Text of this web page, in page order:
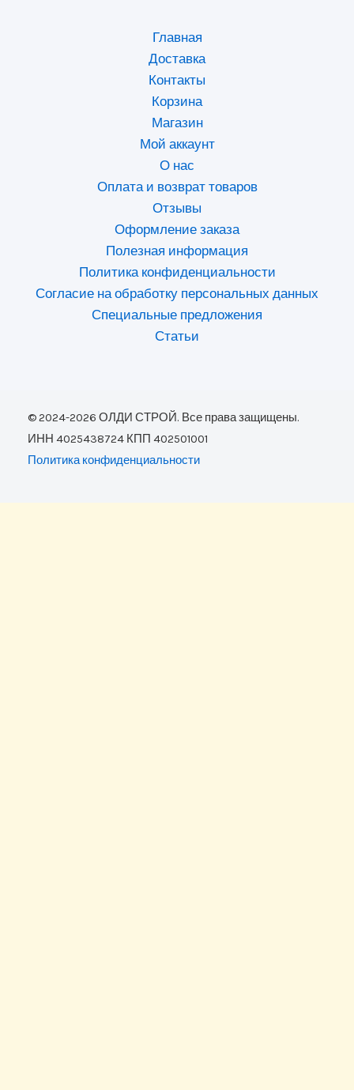
Главная
Доставка
Контакты
Корзина
Магазин
Мой аккаунт
О нас
Оплата и возврат товаров
Отзывы
Оформление заказа
Полезная информация
Политика конфиденциальности
Согласие на обработку персональных данных
Специальные предложения
Статьи
© 2024-2026 ОЛДИ СТРОЙ. Все права защищены.
ИНН 4025438724 КПП 402501001
Политика конфиденциальности